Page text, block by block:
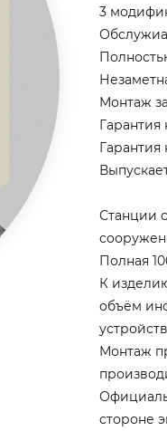
3
Монтаж
Гарантия
Гарантия
Станции
Полная
К
объём
Монтаж
стороне